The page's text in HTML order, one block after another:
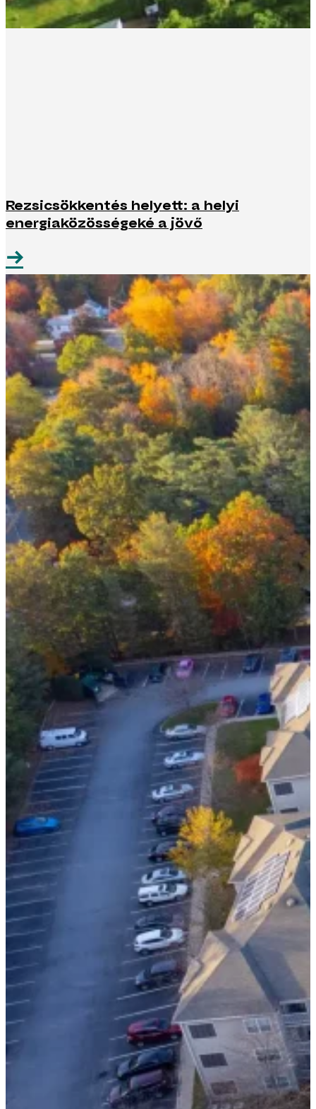
Rezsicsökkentés helyett: a helyi
energiaközösségeké a jövő
→